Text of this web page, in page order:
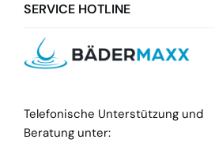
SERVICE HOTLINE
Telefonische Unterstützung und
Beratung unter: